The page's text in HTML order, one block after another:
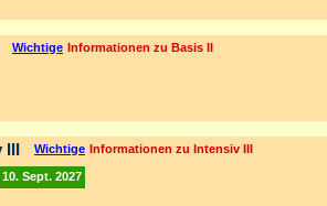
Wichtige Informationen zu Basis II
III Wichtige Informationen zu Intensiv III
10. Sept. 2027